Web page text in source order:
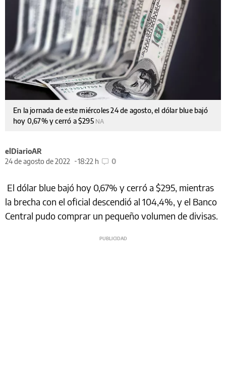
En la jornada de este miércoles 24 de agosto, el dólar blue bajó
hoy 0,67% y cerró a $295 NA
elDiarioAR
24 de agosto de 2022
18:22 h 0
El dólar blue bajó hoy 0,67% y cerró a $295, mientras
la brecha con el oficial descendió al 104,4%, y el Banco
Central pudo comprar un pequeño volumen de divisas.